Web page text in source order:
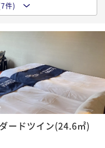
漫あふれる港町で優雅
即利用で
2名 ¥ 23,598 ~
イ】＜朝食付＞17時IN
光＆出張にも♪
件)
4
ードツイン(24.6㎡)